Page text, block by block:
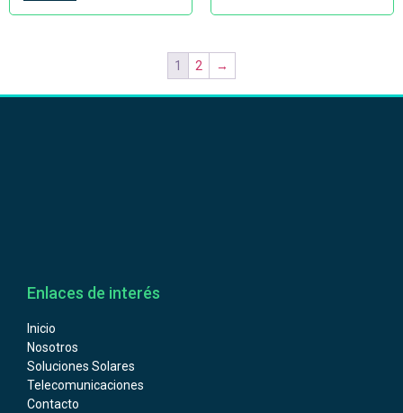
1 2 →
Enlaces de interés
Inicio
Nosotros
Soluciones Solares
Telecomunicaciones
Contacto